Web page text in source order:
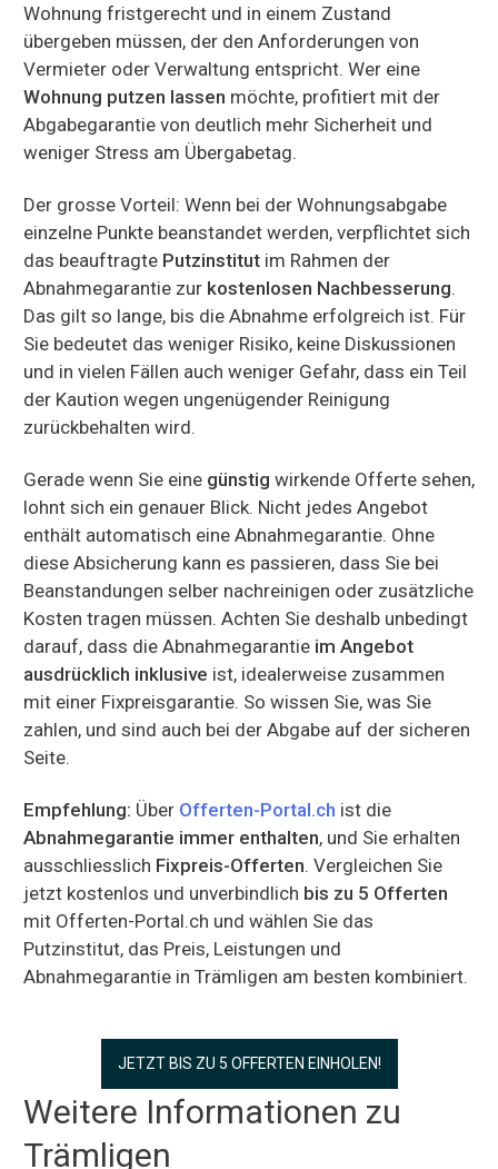
Wohnung fristgerecht und in einem Zustand
übergeben müssen, der den Anforderungen von
Vermieter oder Verwaltung entspricht. Wer eine
Wohnung putzen lassen möchte, profitiert mit der
Abgabegarantie von deutlich mehr Sicherheit und
weniger Stress am Übergabetag.
Der grosse Vorteil: Wenn bei der Wohnungsabgabe
einzelne Punkte beanstandet werden, verpflichtet sich
das beauftragte Putzinstitut im Rahmen der
Abnahmegarantie zur kostenlosen Nachbesserung.
Das gilt so lange, bis die Abnahme erfolgreich ist. Für
Sie bedeutet das weniger Risiko, keine Diskussionen
und in vielen Fällen auch weniger Gefahr, dass ein Teil
der Kaution wegen ungenügender Reinigung
zurückbehalten wird.
Gerade wenn Sie eine günstig wirkende Offerte sehen,
lohnt sich ein genauer Blick. Nicht jedes Angebot
enthält automatisch eine Abnahmegarantie. Ohne
diese Absicherung kann es passieren, dass Sie bei
Beanstandungen selber nachreinigen oder zusätzliche
Kosten tragen müssen. Achten Sie deshalb unbedingt
darauf, dass die Abnahmegarantie im Angebot
ausdrücklich inklusive ist, idealerweise zusammen
mit einer Fixpreisgarantie. So wissen Sie, was Sie
zahlen, und sind auch bei der Abgabe auf der sicheren
Seite.
Empfehlung: Über Offerten-Portal.ch ist die
Abnahmegarantie immer enthalten, und Sie erhalten
ausschliesslich Fixpreis-Offerten. Vergleichen Sie
jetzt kostenlos und unverbindlich bis zu 5 Offerten
mit Offerten-Portal.ch und wählen Sie das
Putzinstitut, das Preis, Leistungen und
Abnahmegarantie in Trämligen am besten kombiniert.
JETZT BIS ZU 5 OFFERTEN EINHOLEN!
Weitere Informationen zu
Trämligen